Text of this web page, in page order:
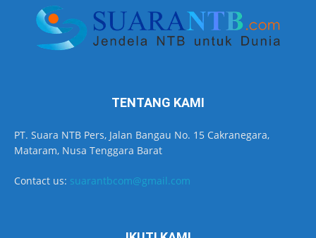
TENTANG KAMI
PT. Suara NTB Pers, Jalan Bangau No. 15 Cakranegara,
Mataram, Nusa Tenggara Barat
Contact us: suarantbcom@gmail.com